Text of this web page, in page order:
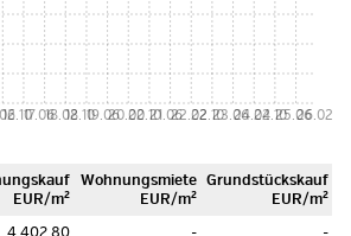
16.1017.0618.0218.1019.0620.0220.1021.0622.0222.1023.0624.0224.1025.0626.02
EUR/m²
Woh­nungs­miete
EUR/m²
Grund­stücks­kauf
EUR/m²
4.402,80 - -